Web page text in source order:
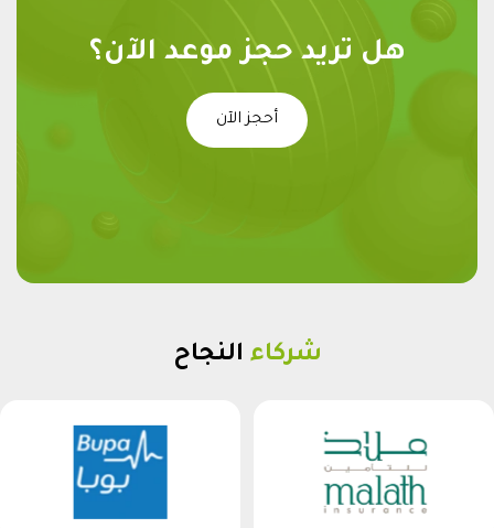
هل تريد حجز موعد الآن؟
أحجز الآن
شركاء النجاح